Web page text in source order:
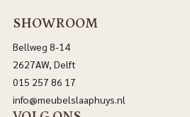
SHOWROOM
Bellweg 8-14
2627AW, Delft
015 257 86 17
info@meubelslaaphuys.nl